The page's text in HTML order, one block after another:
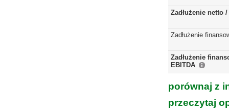
Zadłużenie netto
Zadłużenie
Zadłużenie
EBITDA
porównaj z
przeczytaj